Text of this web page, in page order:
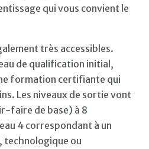
qui vous convient le
très accessibles.
de qualification initial,
formation certifiante qui
Les niveaux de sortie vont
faire de base) à 8
4 correspondant à un
technologique ou